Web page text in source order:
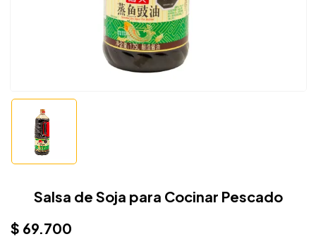
Salsa de Soja para Cocinar Pescado
$ 69.700